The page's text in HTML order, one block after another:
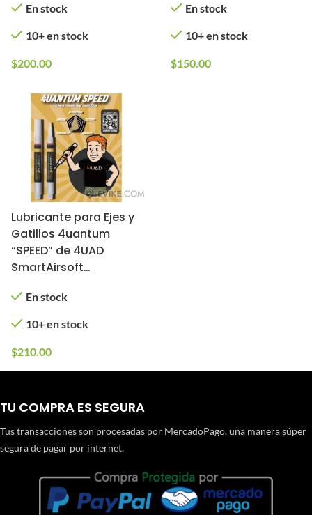
En stock
10+ en stock
$200.00
En stock
10+ en stock
$150.00
Lubricante para Ejes y
Gatillos 4uantum
“SPEED” de 4UAD
SmartAirsoft
En stock
10+ en stock
$210.00
TU COMPRA ES SEGURA
Tus transacciones son procesadas por MercadoPago, una manera súper
segura de pagar por internet.